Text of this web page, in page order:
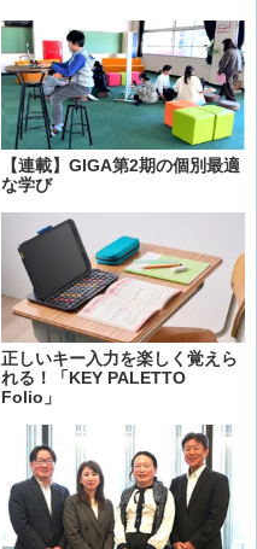
【連載】GIGA第2期の個別最適
な学び
正しいキー入力を楽しく覚えら
れる！「KEY PALETTO
Folio」